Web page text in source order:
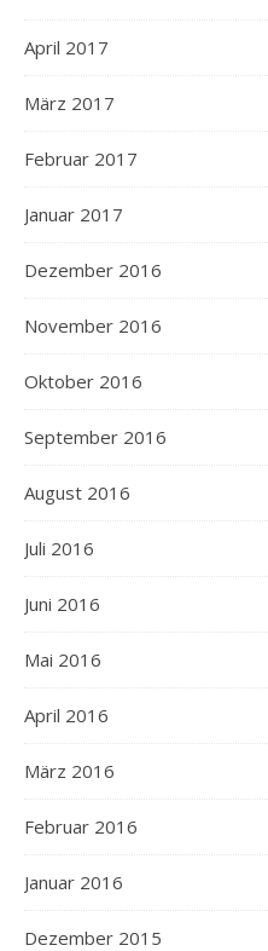
April 2017
März 2017
Februar 2017
Januar 2017
Dezember 2016
November 2016
Oktober 2016
September 2016
August 2016
Juli 2016
Juni 2016
Mai 2016
April 2016
März 2016
Februar 2016
Januar 2016
Dezember 2015